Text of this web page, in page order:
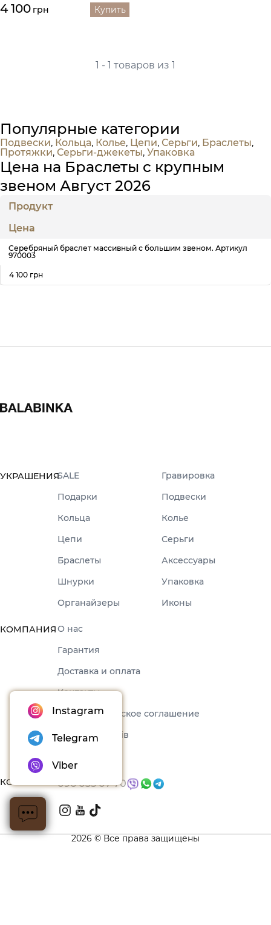
4 100 грн Купить
1 - 1 товаров из 1
Популярные категории
Подвески, Кольца, Колье, Цепи, Серьги, Браслеты,
Протяжки, Серьги-джекеты, Упаковка
Цена на Браслеты с крупным
звеном Август 2026
Продукт
Цена
Серебряный браслет массивный с большим звеном. Артикул
970003
4 100 грн
УКРАШЕНИЯSALE
Гравировка
Подарки
Подвески
Кольца
Колье
Цепи
Серьги
Браслеты
Аксессуары
Шнурки
Упаковка
Органайзеры
Иконы
КОМПАНИЯО нас
Гарантия
Доставка и оплата
Контакты
Пользовательское соглашение
Набори товарів
КОНТАКТЫ 096 035 07 70
2026 © Все права защищены
Instagram
Telegram
Viber